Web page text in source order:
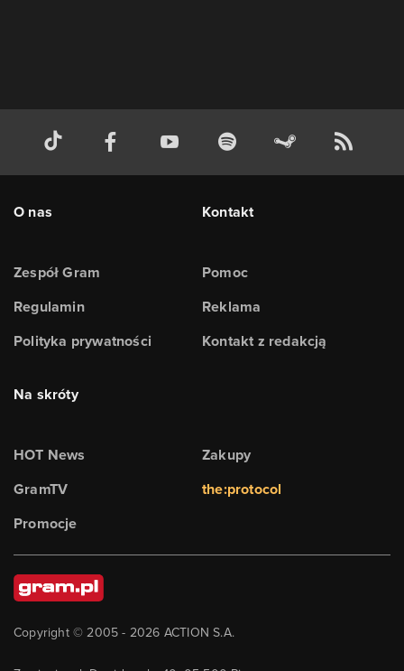
O nas
Zespół Gram
Regulamin
Polityka prywatności
Kontakt
Pomoc
Reklama
Kontakt z redakcją
Na skróty
HOT News
GramTV
Promocje
Zakupy
the:protocol
Copyright © 2005 - 2026 ACTION S.A.